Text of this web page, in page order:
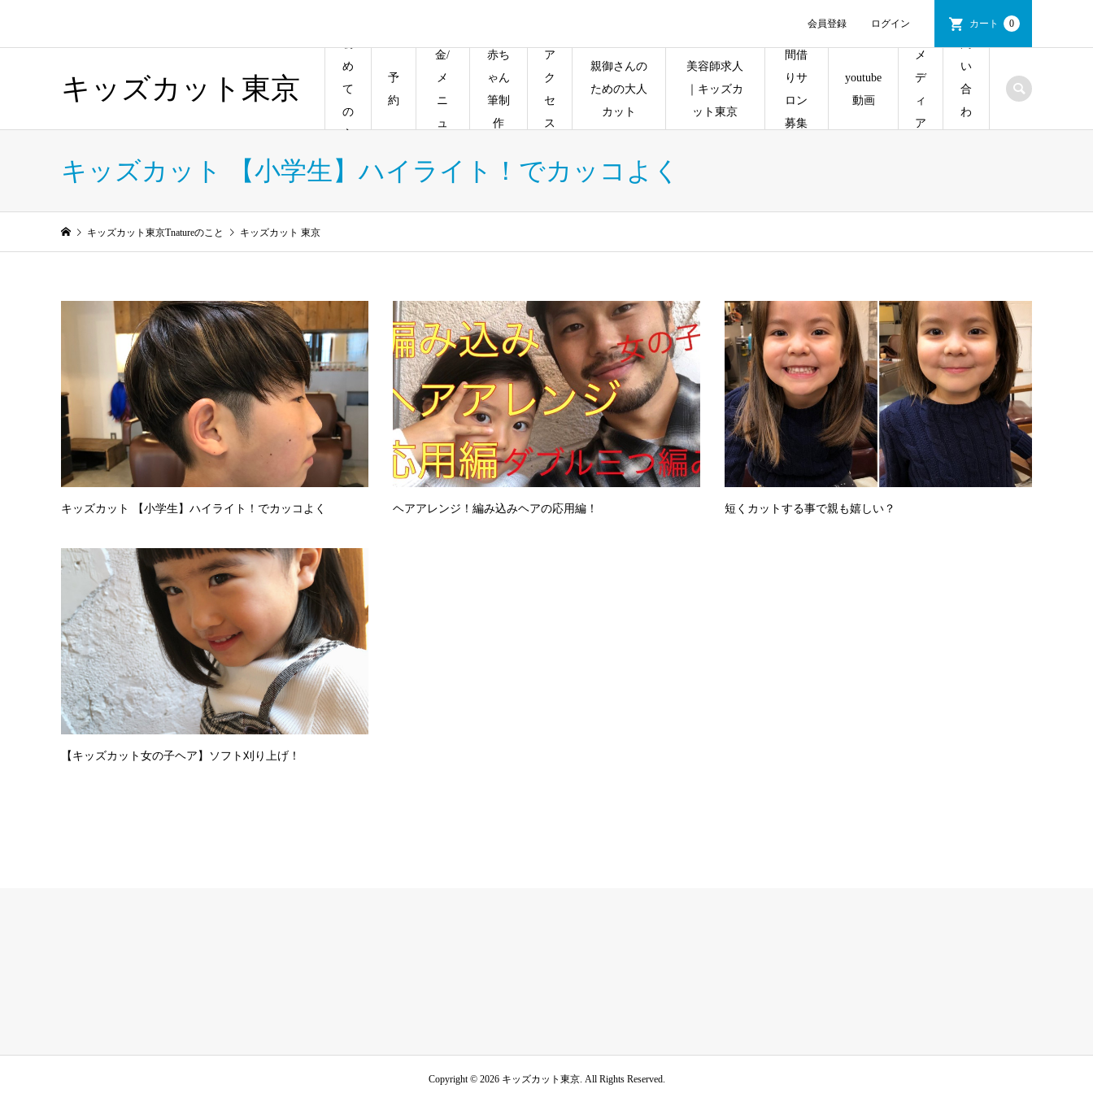
会員登録 ログイン カート 0
キッズカット東京
め
て
の
方
予
約
金/
メ
ニ
ュ
赤ち
ゃん
筆制
作
ア
ク
セ
ス
親御さんの
ための大人
カット
美容師求人
｜キッズカ
ット東京
間借
りサ
ロン
募集
youtube
動画
メ
デ
ィ
ア
い
合
わ
せ
キッズカット 【小学生】ハイライト！でカッコよく
キッズカット東京Tnatureのこと キッズカット 東京
キッズカット 【小学生】ハイライト！でカッコよく ヘアアレンジ！編み込みヘアの応用編！ 短くカットする事で親も嬉しい？
【キッズカット女の子ヘア】ソフト刈り上げ！
Copyright ©2026キッズカット東京. All Rights Reserved.